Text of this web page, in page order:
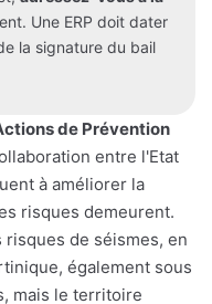
Une ERP doit dater
la signature du bail
de Prévention
entre l'Etat
à améliorer la
risques demeurent.
risques de séismes, en
également sous
mais le territoire